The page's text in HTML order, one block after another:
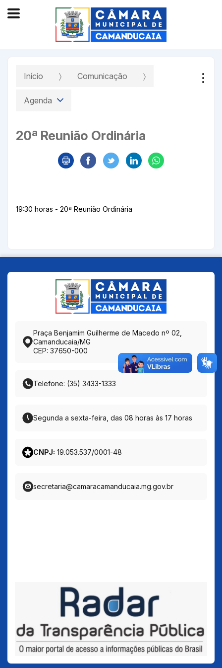
Início Comunicação
Agenda
20ª Reunião Ordinária
19:30 horas - 20ª Reunião Ordinária
Praça Benjamim Guilherme de Macedo nº 02,
Camanducaia/MG
CEP: 37650-000
Telefone: (35) 3433-1333
Segunda a sexta-feira, das 08 horas às 17 horas
CNPJ: 19.053.537/0001-48
secretaria@camaracamanducaia.mg.gov.br